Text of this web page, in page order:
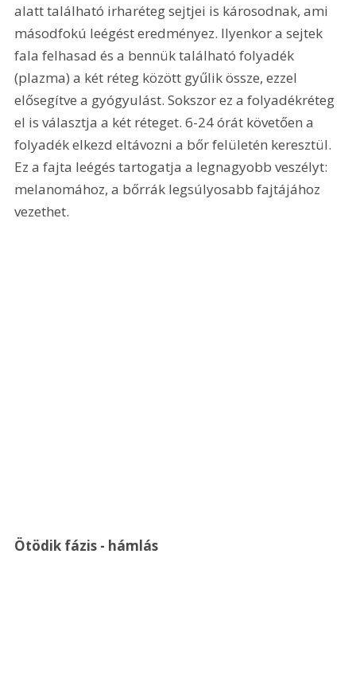
alatt található irharéteg sejtjei is károsodnak, ami
másodfokú leégést eredményez. Ilyenkor a sejtek
fala felhasad és a bennük található folyadék
(plazma) a két réteg között gyűlik össze, ezzel
elősegítve a gyógyulást. Sokszor ez a folyadékréteg
el is választja a két réteget. 6-24 órát követően a
folyadék elkezd eltávozni a bőr felületén keresztül.
Ez a fajta leégés tartogatja a legnagyobb veszélyt:
melanomához, a bőrrák legsúlyosabb fajtájához
vezethet.
Ötödik fázis - hámlás